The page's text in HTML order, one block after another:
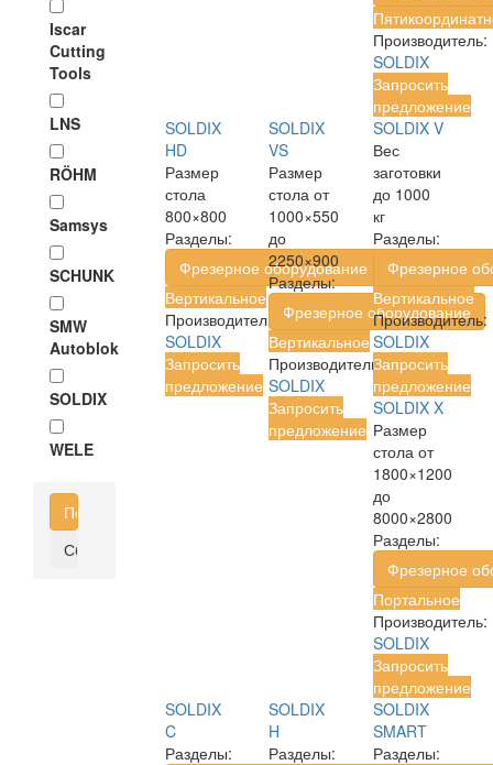
Iscar
Cutting
Tools
LNS
RÖHM
Samsys
SCHUNK
SMW
Autoblok
SOLDIX
WELE
Производитель:
SOLDIX
Запросить
предложение
SOLDIX
HD
Размер
стола
800×800
Разделы:
Фрезерное оборудование
Вертикальное
Производитель:
SOLDIX
Запросить
предложение
SOLDIX
VS
Размер
стола от
1000×550
до
2250×900
Разделы:
Фрезерное оборудование
Вертикальное
Производитель:
SOLDIX
Запросить
предложение
SOLDIX V
Вес
заготовки
до 1000
кг
Разделы:
Фрезерное
Вертикальное
Производитель:
SOLDIX
Запросить
предложение
SOLDIX X
Размер
стола от
1800×1200
до
8000×2800
Разделы:
Фрезерное
Портальное
Производитель:
SOLDIX
Запросить
предложение
SOLDIX
C
Разделы:
SOLDIX
H
Разделы:
SOLDIX
SMART
Разделы: